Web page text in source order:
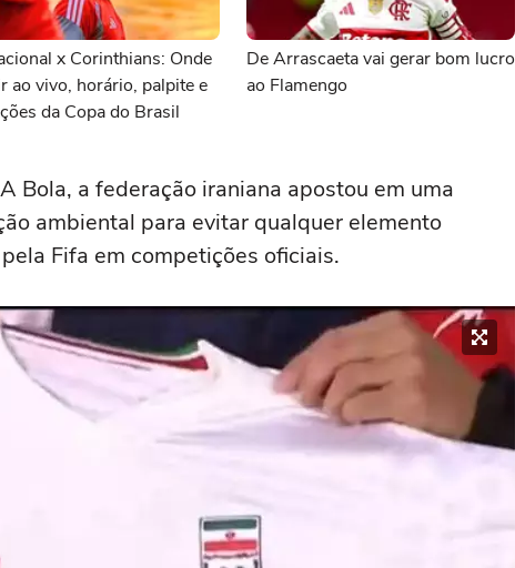
x Corinthians: Onde
ao vivo, horário, palpite e
da Copa do Brasil
De Arrascaeta vai gerar bom lucro
ao Flamengo
Bola, a federação iraniana apostou em uma
ambiental para evitar qualquer elemento
Fifa em competições oficiais.